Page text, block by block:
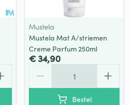
Mustela
Mustela Mat A/striemen
Creme Parfum 250ml
€ 34,90
Bestel